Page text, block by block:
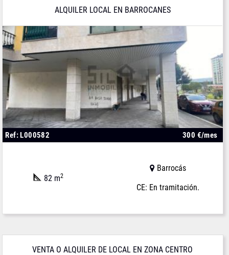
ALQUILER LOCAL EN BARROCANES
Ref: L000582 300 €/mes
82 m2
Barrocás
CE: En tramitación.
VENTA O ALQUILER DE LOCAL EN ZONA CENTRO